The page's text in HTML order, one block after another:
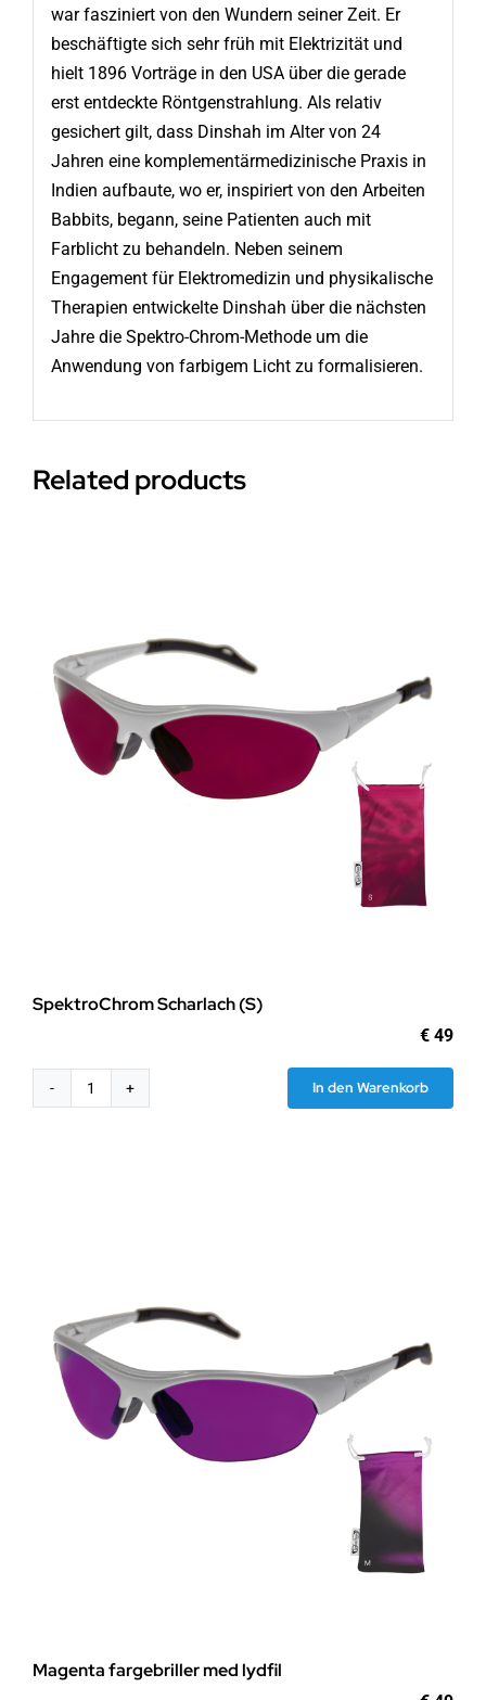
war fasziniert von den Wundern seiner Zeit. Er
beschäftigte sich sehr früh mit Elektrizität und
hielt 1896 Vorträge in den USA über die gerade
erst entdeckte Röntgenstrahlung. Als relativ
gesichert gilt, dass Dinshah im Alter von 24
Jahren eine komplementärmedizinische Praxis in
Indien aufbaute, wo er, inspiriert von den Arbeiten
Babbits, begann, seine Patienten auch mit
Farblicht zu behandeln. Neben seinem
Engagement für Elektromedizin und physikalische
Therapien entwickelte Dinshah über die nächsten
Jahre die Spektro-Chrom-Methode um die
Anwendung von farbigem Licht zu formalisieren.
Related products
SpektroChrom Scharlach (S)
€ 49
SpektroChrom
In den Warenkorb
Magenta fargebriller med lydfil